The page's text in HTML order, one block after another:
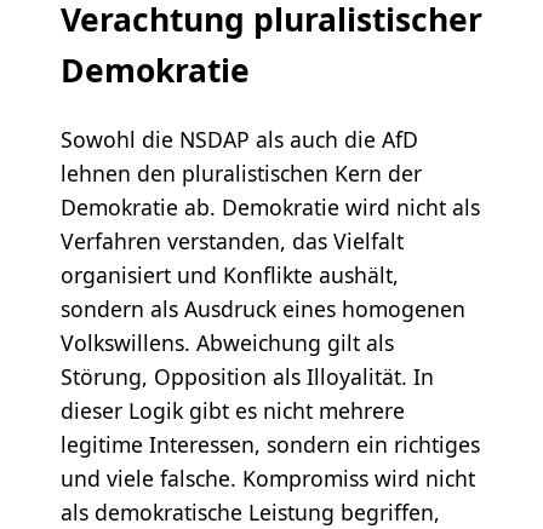
Verachtung pluralistischer
Demokratie
Sowohl die NSDAP als auch die AfD
lehnen den pluralistischen Kern der
Demokratie ab. Demokratie wird nicht als
Verfahren verstanden, das Vielfalt
organisiert und Konflikte aushält,
sondern als Ausdruck eines homogenen
Volkswillens. Abweichung gilt als
Störung, Opposition als Illoyalität. In
dieser Logik gibt es nicht mehrere
legitime Interessen, sondern ein richtiges
und viele falsche. Kompromiss wird nicht
als demokratische Leistung begriffen,